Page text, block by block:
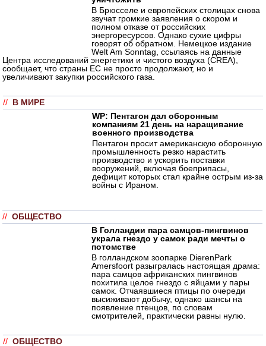
В Брюсселе и европейских столицах снова
звучат громкие заявления о скором и
полном отказе от российских
энергоресурсов. Однако сухие цифры
говорят об обратном. Немецкое издание
Welt Am Sonntag, ссылаясь на данные
Центра исследований энергетики и чистого воздуха (CREA),
сообщает, что страны ЕС не просто продолжают, но и
увеличивают закупки российского газа.
// В МИРЕ
WP: Пентагон дал оборонным
компаниям 21 день на наращивание
военного производства
Пентагон просит американскую оборонную
промышленность резко нарастить
производство и ускорить поставки
вооружений, включая боеприпасы,
дефицит которых стал крайне острым из-за
войны с Ираном.
// ОБЩЕСТВО
В Голландии пара самцов-пингвинов
украла гнездо у самок ради мечты о
потомстве
В голландском зоопарке DierenPark
Amersfoort разыгралась настоящая драма:
пара самцов африканских пингвинов
похитила целое гнездо с яйцами у пары
самок. Отчаявшиеся птицы по очереди
высиживают добычу, однако шансы на
появление птенцов, по словам
смотрителей, практически равны нулю.
// ОБЩЕСТВО